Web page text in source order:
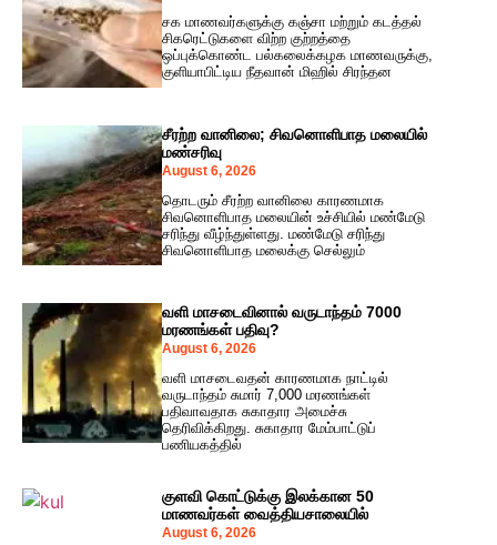
சக மாணவர்களுக்கு கஞ்சா மற்றும் கடத்தல்
சிகரெட்டுகளை விற்ற குற்றத்தை
ஒப்புக்கொண்ட பல்கலைக்கழக மாணவருக்கு,
குளியாபிட்டிய நீதவான் மிஹில் சிரந்தன
சீரற்ற வானிலை; சிவனொளிபாத மலையில்
மண்சரிவு
August 6, 2026
தொடரும் சீரற்ற வானிலை காரணமாக
சிவனொளிபாத மலையின் உச்சியில் மண்மேடு
சரிந்து வீழ்ந்துள்ளது. மண்மேடு சரிந்து
சிவனொளிபாத மலைக்கு செல்லும்
வளி மாசடைவினால் வருடாந்தம் 7000
மரணங்கள் பதிவு?
August 6, 2026
வளி மாசடைவதன் காரணமாக நாட்டில்
வருடாந்தம் சுமார் 7,000 மரணங்கள்
பதிவாவதாக சுகாதார அமைச்சு
தெரிவிக்கிறது. சுகாதார மேம்பாட்டுப்
பணியகத்தில்
குளவி கொட்டுக்கு இலக்கான 50
மாணவர்கள் வைத்தியசாலையில்
August 6, 2026